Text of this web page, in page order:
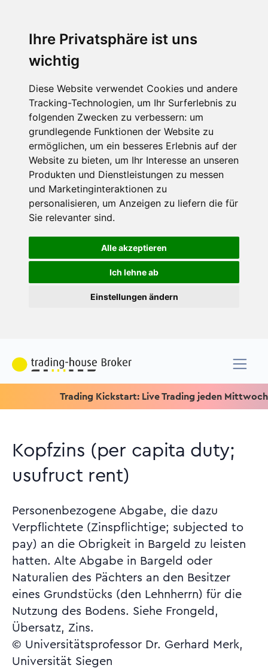
Ihre Privatsphäre ist uns
wichtig
Diese Website verwendet Cookies und andere
Tracking-Technologien, um Ihr Surferlebnis zu
folgenden Zwecken zu verbessern: um
grundlegende Funktionen der Website zu
ermöglichen, um ein besseres Erlebnis auf der
Website zu bieten, um Ihr Interesse an unseren
Produkten und Dienstleistungen zu messen
und Marketinginteraktionen zu
personalisieren, um Anzeigen zu liefern die für
Sie relevanter sind.
Alle akzeptieren
Ich lehne ab
Einstellungen ändern
Trading Kickstart: Live Trading jeden Mittwoch um
Kopfzins (per capita duty;
usufruct rent)
Personenbezogene Abgabe, die dazu
Verpflichtete (Zinspflichtige; subjected to
pay) an die Obrigkeit in Bargeld zu leisten
hatten. Alte Abgabe in Bargeld oder
Naturalien des Pächters an den Besitzer
eines Grundstücks (den Lehnherrn) für die
Nutzung des Bodens. Siehe Frongeld,
Übersatz, Zins.
© Universitätsprofessor Dr. Gerhard Merk,
Universität Siegen